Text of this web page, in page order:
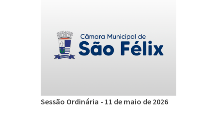
Sessão Ordinária - 11 de maio de 2026